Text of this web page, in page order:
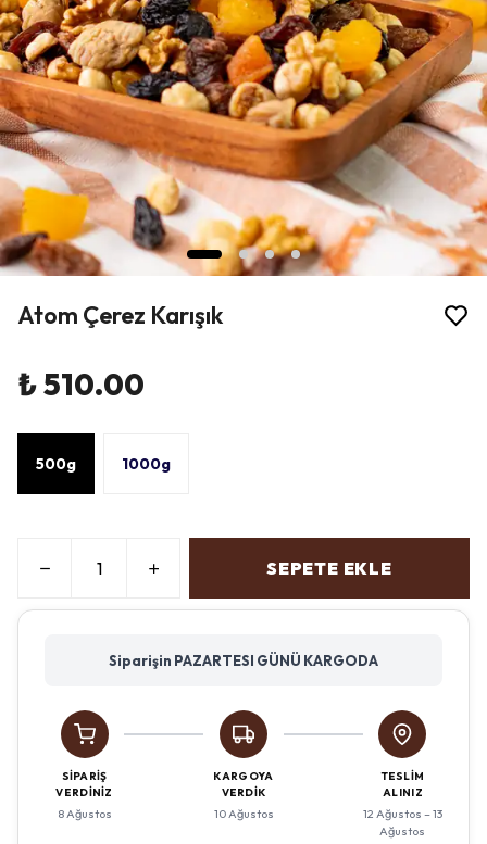
Atom Çerez Karışık
₺ 510.00
500g 1000g
SEPETE EKLE
Siparişin PAZARTESI GÜNÜ KARGODA
SIPARIŞ
VERDINIZ
8 Ağustos
KARGOYA
VERDIK
10 Ağustos
TESLIM
ALINIZ
12 Ağustos – 13
Ağustos